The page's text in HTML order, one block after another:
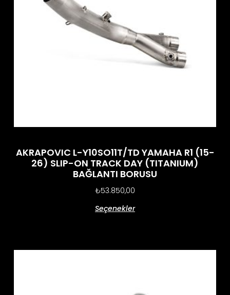
AKRAPOVIC L-Y10SO11T/TD YAMAHA R1 (15-
26) SLIP-ON TRACK DAY (TITANIUM)
BAĞLANTI BORUSU
₺53.850,00
Seçenekler